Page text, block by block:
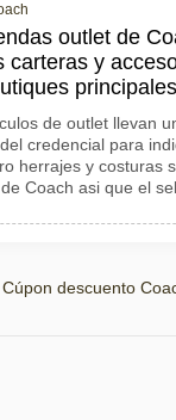
outlet de
carteras y
principales
de outlet llevan
credencial para
herrajes y costuras
Coach asi que el
Cúpon descuento